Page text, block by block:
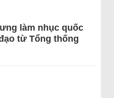
làm nhục quốc
từ Tổng thống